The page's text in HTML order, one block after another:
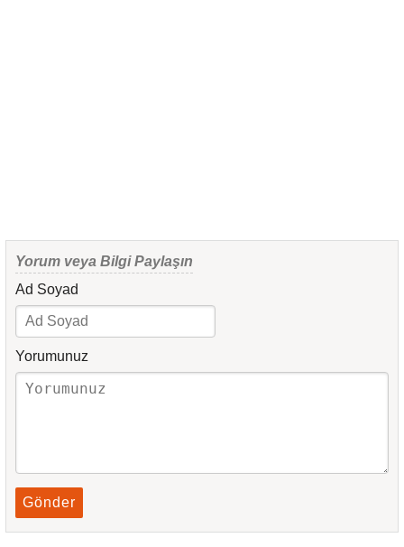
Yorum veya Bilgi Paylaşın
Ad Soyad
Yorumunuz
Gönder